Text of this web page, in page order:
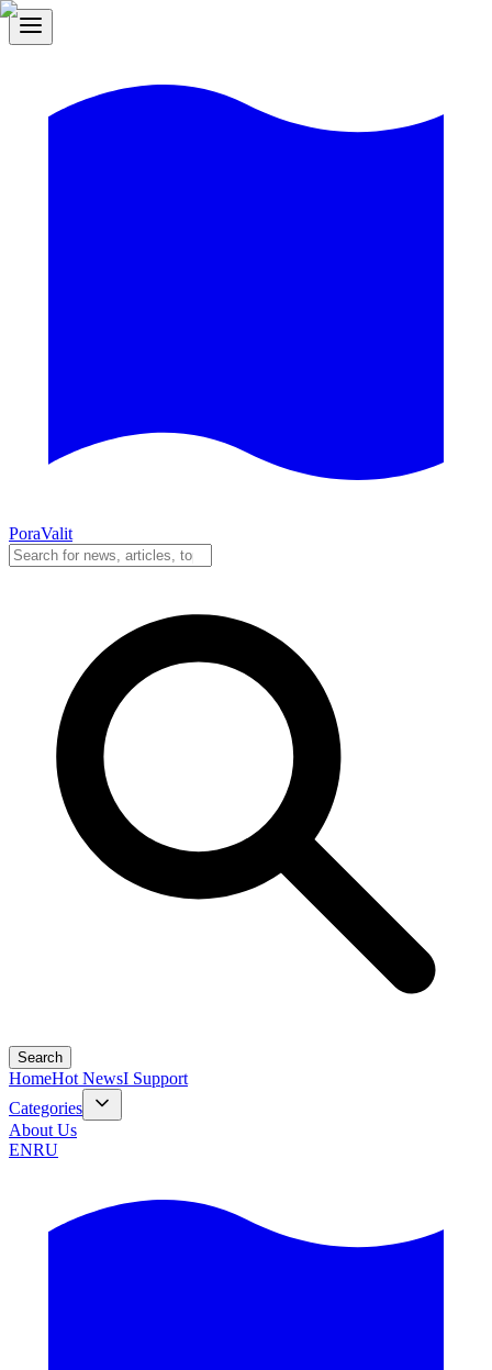
PoraValit
Search
HomeHot NewsI Support
Categories
About Us
ENRU